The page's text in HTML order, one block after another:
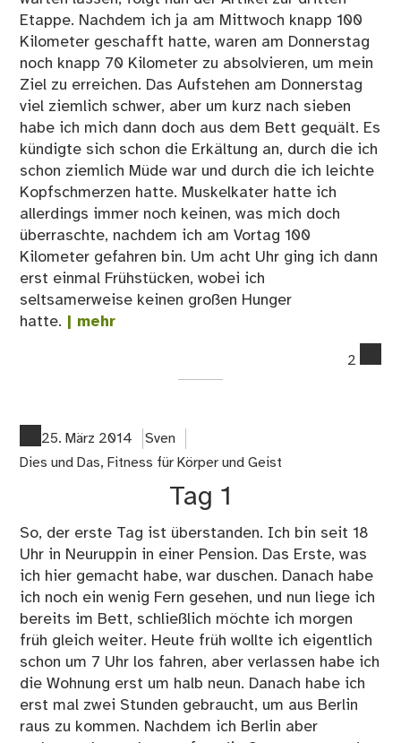
Etappe. Nachdem ich ja am Mittwoch knapp 100
Kilometer geschafft hatte, waren am Donnerstag
noch knapp 70 Kilometer zu absolvieren, um mein
Ziel zu erreichen. Das Aufstehen am Donnerstag
viel ziemlich schwer, aber um kurz nach sieben
habe ich mich dann doch aus dem Bett gequält. Es
kündigte sich schon die Erkältung an, durch die ich
schon ziemlich Müde war und durch die ich leichte
Kopfschmerzen hatte. Muskelkater hatte ich
allerdings immer noch keinen, was mich doch
überraschte, nachdem ich am Vortag 100
Kilometer gefahren bin. Um acht Uhr ging ich dann
erst einmal Frühstücken, wobei ich
seltsamerweise keinen großen Hunger
hatte. | mehr
2
25. März 2014
Sven
Dies und Das, Fitness für Körper und Geist
Tag 1
So, der erste Tag ist überstanden. Ich bin seit 18
Uhr in Neuruppin in einer Pension. Das Erste, was
ich hier gemacht habe, war duschen. Danach habe
ich noch ein wenig Fern gesehen, und nun liege ich
bereits im Bett, schließlich möchte ich morgen
früh gleich weiter. Heute früh wollte ich eigentlich
schon um 7 Uhr los fahren, aber verlassen habe ich
die Wohnung erst um halb neun. Danach habe ich
erst mal zwei Stunden gebraucht, um aus Berlin
raus zu kommen. Nachdem ich Berlin aber